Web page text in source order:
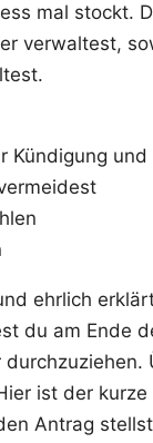
mal stockt.
verwaltest,
und
ehrlich
du am Ende
ist der
Antrag